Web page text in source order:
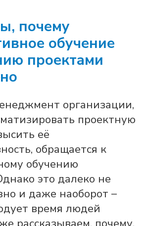
почему
обучение
проектами
организации,
проектную
её
обращается к
обучению
это далеко не
и даже наоборот –
время людей